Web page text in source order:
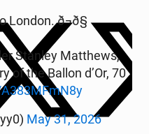
ð¬ð§
Stanley Matthews,
of the Ballon d’Or, 70
May 31, 2026